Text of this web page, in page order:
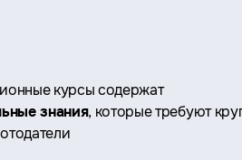
курсы содержат
знания, которые требуют